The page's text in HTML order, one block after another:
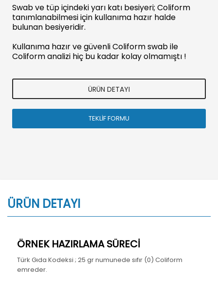
Swab ve tüp içindeki yarı katı besiyeri; Coliform
tanımlanabilmesi için kullanıma hazır halde
bulunan besiyeridir.
Kullanıma hazır ve güvenli Coliform swab ile
Coliform analizi hiç bu kadar kolay olmamıştı !
ÜRÜN DETAYI
TEKLİF FORMU
ÜRÜN DETAYI
ÖRNEK HAZIRLAMA SÜRECİ
Türk Gıda Kodeksi ; 25 gr numunede sıfır (0) Coliform
emreder.